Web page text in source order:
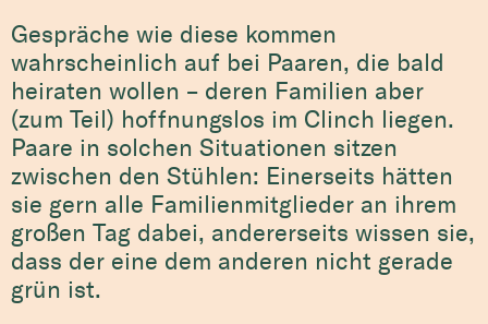
Gespräche wie diese kommen
wahrscheinlich auf bei Paaren, die bald
heiraten wollen – deren Familien aber
(zum Teil) hoffnungslos im Clinch liegen.
Paare in solchen Situationen sitzen
zwischen den Stühlen: Einerseits hätten
sie gern alle Familienmitglieder an ihrem
großen Tag dabei, andererseits wissen sie,
dass der eine dem anderen nicht gerade
grün ist.